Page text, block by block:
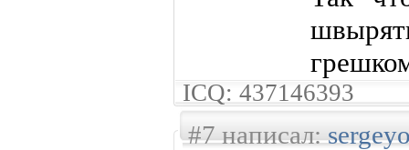
ICQ: 437146393
#7 написал: